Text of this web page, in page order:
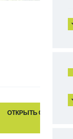
ОТКРЫТЬ СЧЁТ